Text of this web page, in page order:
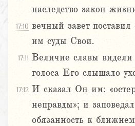
наследство закон
17:10 вечный завет
им суды Свои.
17:11 Величие славы видели
голоса Его слышало
17:12 И сказал Он им:
неправды»; и
обязанность к